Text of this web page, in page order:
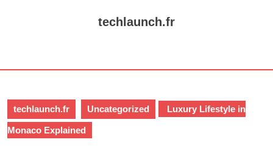
techlaunch.fr
techlaunch.fr Uncategorized Luxury Lifestyle in
Monaco Explained